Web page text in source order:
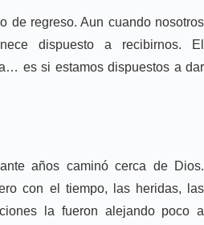
de regreso. Aun cuando nosotros
dispuesto a recibirnos. El
es si estamos dispuestos a dar
años caminó cerca de Dios.
con el tiempo, las heridas, las
la fueron alejando poco a